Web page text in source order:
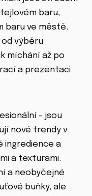
baru,
baru ve městě.
od výběru
míchání až po
a prezentaci
- jsou
nové trendy v
ingredience a
a texturami.
a neobyčejné
buňky, ale